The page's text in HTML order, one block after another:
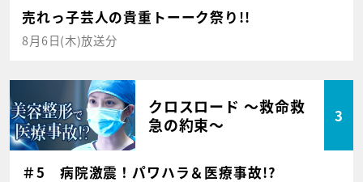
売れっ子芸人の貴重トーーク祭り!!
8月6日(木)放送分
クロスロード ～救命救
急の約束～
3
＃5 病院激震！パワハラ＆医療事故!?